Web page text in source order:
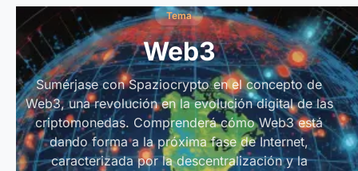
Tema
Web3
Sumérjase con Spaziocrypto en el concepto de
Web3, una revolución en la evolución digital de las
criptomonedas. Comprenderá cómo Web3 está
dando forma a la próxima fase de Internet,
caracterizada por la descentralización y la